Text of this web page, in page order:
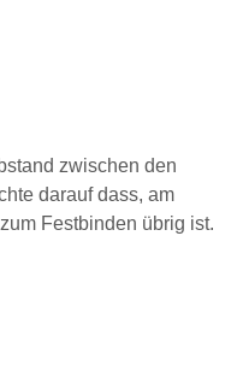
zwischen den
darauf dass, am
Festbinden übrig ist.